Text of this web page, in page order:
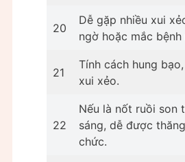
20
Dễ gặp nhiều xui
ngờ hoặc mắc bệnh
21
Tính cách hung
xui xẻo.
22
Nếu là nốt ruồi son
sáng, dễ được
chức.